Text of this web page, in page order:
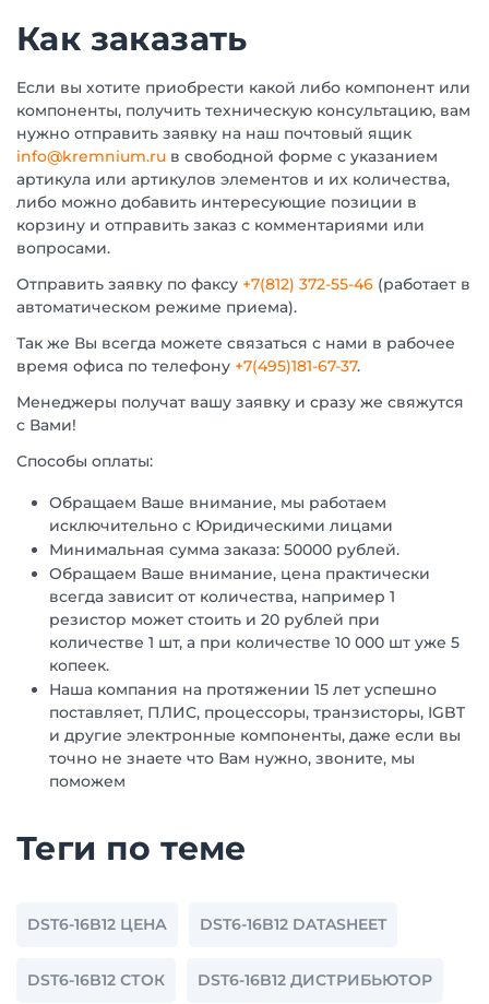
Как заказать
Если вы хотите приобрести какой либо компонент или
компоненты, получить техническую консультацию, вам
нужно отправить заявку на наш почтовый ящик
info@kremnium.ru в свободной форме с указанием
артикула или артикулов элементов и их количества,
либо можно добавить интересующие позиции в
корзину и отправить заказ с комментариями или
вопросами.
Отправить заявку по факсу +7(812) 372-55-46 (работает в
автоматическом режиме приема).
Так же Вы всегда можете связаться с нами в рабочее
время офиса по телефону +7(495)181-67-37.
Менеджеры получат вашу заявку и сразу же свяжутся
с Вами!
Способы оплаты:
Обращаем Ваше внимание, мы работаем
исключительно с Юридическими лицами
Минимальная сумма заказа: 50000 рублей.
Обращаем Ваше внимание, цена практически
всегда зависит от количества, например 1
резистор может стоить и 20 рублей при
количестве 1 шт, а при количестве 10 000 шт уже 5
копеек.
Наша компания на протяжении 15 лет успешно
поставляет, ПЛИС, процессоры, транзисторы, IGBT
и другие электронные компоненты, даже если вы
точно не знаете что Вам нужно, звоните, мы
поможем
Теги по теме
DST6-16B12 ЦЕНА DST6-16B12 DATASHEET
DST6-16B12 СТОК DST6-16B12 ДИСТРИБЬЮТОР